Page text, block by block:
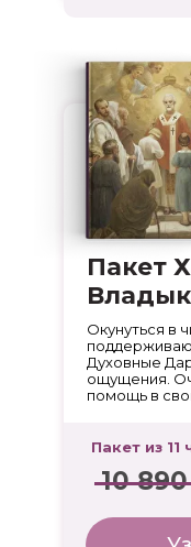
Пакет
10
Окунуться в
Духовные
ощущения.
помощь в
Пакет из